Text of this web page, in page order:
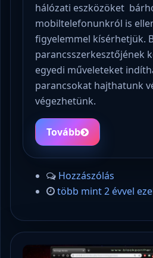
hálózati eszközöket
mobiltelefonunkról is
figyelemmel kísérhetjük.
parancsszerkesztőjének
egyedi műveleteket
parancsokat hajthatunk
végezhetünk.
Tovább
Hozzászólás
több mint 2 évvel